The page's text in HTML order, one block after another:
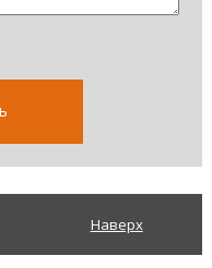
Наверх